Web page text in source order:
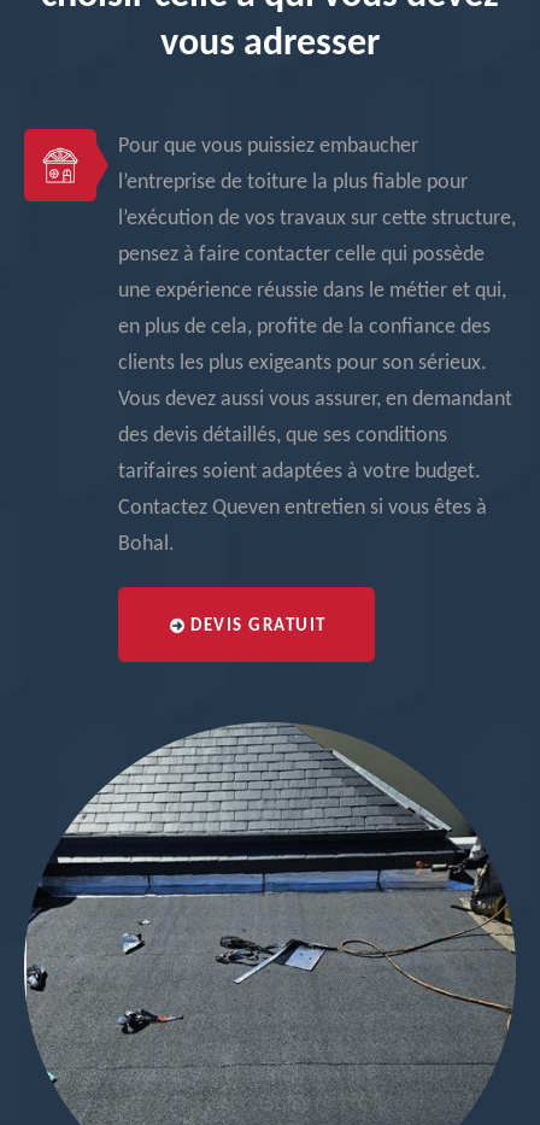
vous adresser
Pour que vous puissiez embaucher
l’entreprise de toiture la plus fiable pour
l’exécution de vos travaux sur cette structure,
pensez à faire contacter celle qui possède
une expérience réussie dans le métier et qui,
en plus de cela, profite de la confiance des
clients les plus exigeants pour son sérieux.
Vous devez aussi vous assurer, en demandant
des devis détaillés, que ses conditions
tarifaires soient adaptées à votre budget.
Contactez Queven entretien si vous êtes à
Bohal.
DEVIS GRATUIT